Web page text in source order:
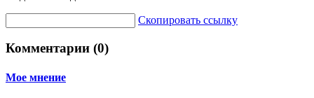
Скопировать ссылку
Комментарии (0)
Мое мнение